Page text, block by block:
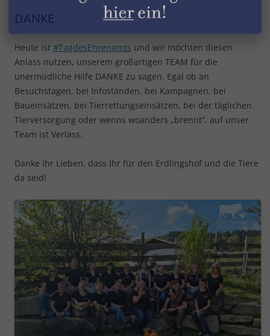
DANKE
Heute ist #TagdesEhrenamts und wir möchten diesen
Anlass nutzen, unserem großartigen TEAM für die
unermüdliche Hilfe DANKE zu sagen. Egal ob an
Besuchstagen, bei Infoständen, bei Kampagnen, bei
Baueinsätzen, bei Tierrettungseinsätzen, bei der täglichen
Tierversorgung oder wenns woanders „brennt“, auf unser
Team ist Verlass.
Danke Ihr Lieben, dass Ihr für den Erdlingshof und die Tiere
da seid!